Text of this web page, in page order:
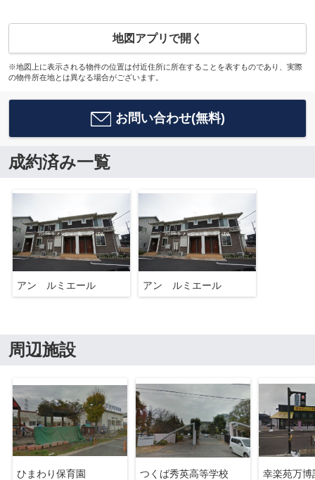
地図アプリで開く
※地図上に表示される物件の位置は付近住所に所在することを表すものであり、実際
の物件所在地とは異なる場合がございます。
お問い合わせ(無料)
成約済み一覧
アン ルミエール アン ルミエール
周辺施設
ひまわり保育園
つくば秀英高等学校
幸楽苑万博